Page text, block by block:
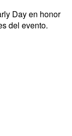
Dayen honor
del evento.